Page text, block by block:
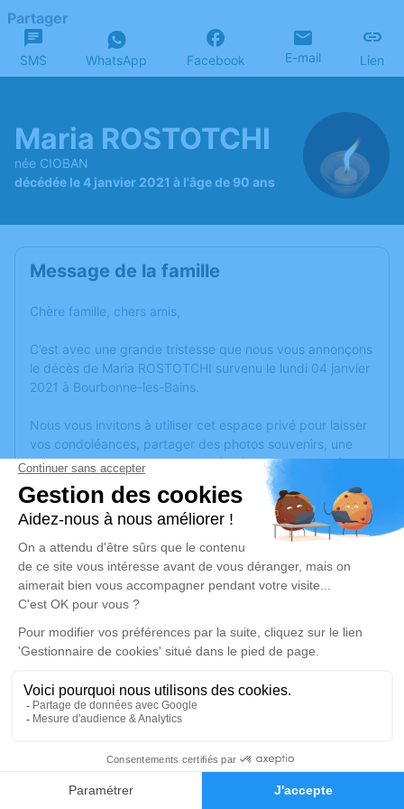
Faire-part Hommages
Partager
SMS WhatsApp Facebook E-mail Lien
Maria ROSTOTCHI
née CIOBAN
décédée le 4 janvier 2021 à l'âge de 90 ans
Message de la famille
Chère famille, chers amis,
C’est avec une grande tristesse que nous vous annonçons
le décès de Maria ROSTOTCHI survenu le lundi 04 janvier
2021 à Bourbonne-les-Bains.
Nous vous invitons à utiliser cet espace privé pour laisser
vos condoléances, partager des photos souvenirs, une
anecdote ou exprimer vos pensées à travers des poèmes
ou des textes. Cet endroit est un lieu d'expression dédié à
honorer la mémoire de Maria ROSTOTCHI.
Je rends hommage
Inhumation
jeudi 07 janvier 2021 à 14h45
Cimetière de Bourbonne-les-Bains
Déroulé des obsèques